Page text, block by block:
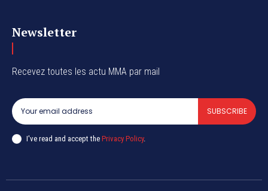
Newsletter
Recevez toutes les actu MMA par mail
SUBSCRIBE
I've read and accept the Privacy Policy.